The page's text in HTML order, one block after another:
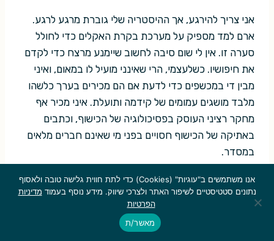
אני צריך להירגע, אך ההיסטריה שלי גוברת מרגע לרגע.
ארם למד מספיק על מערכת בקרת האקלים כדי לחולל
סערה זו. אין לי שום סיבה לחשוב שיימנע מרצח כדי לקדם
את חיפושיו. כשלעצמי, הרי שאינני מועיל לו במאום, ואיני
מבין די במכשפים כדי לדעת אם הם מכירים בערך כלשהו
מלבד מושגים עמומים של קידמה ותועלת. איני מכיר אף
מחקר רציני העוסק בפסיכולוגיה של הכישוף, וכתבים
באתיקה של הכישוף חסויים בפני מי שאינם חברים מלאים
במסדר.
יתכן שבמרחק מאה מטרים ממני הנמל הוא אותו עולם
שגרתי ומשעמם עד זרא, שאני כמה אליו כעת, עולם
שהמבנים בו יציבים, ועולם הצלילים אינו מוגבל לשריקת
גרגרי חול החופרים ונוגסים בשקידה עקשנית בריתוכי
אנו משתמשים ב"עוגיות" (Cookies) כדי לתת חווית גלישה טובה ולאסוף
נתונים סטטיסטיים לשיפור האתר ולצרכי שיווק. מידע נוסף בעמוד מדיניות
הפרטיות
מאשר/ת